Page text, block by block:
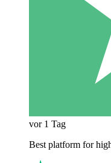
vor 1 Tag
Best platform for